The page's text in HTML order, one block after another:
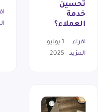
تحسين
خدمة
العملاء؟
اقراء
المزيد
1 يوليو
2025
اقراء